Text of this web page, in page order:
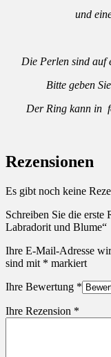
und
Die Perlen sind auf
Bitte geben
Der Ring kann in
Rezensionen
Es gibt noch keine
Schreiben Sie die erste
Labradorit und Blume“
Ihre E-Mail-Adresse
sind mit * markiert
Ihre Bewertung *
Ihre Rezension *